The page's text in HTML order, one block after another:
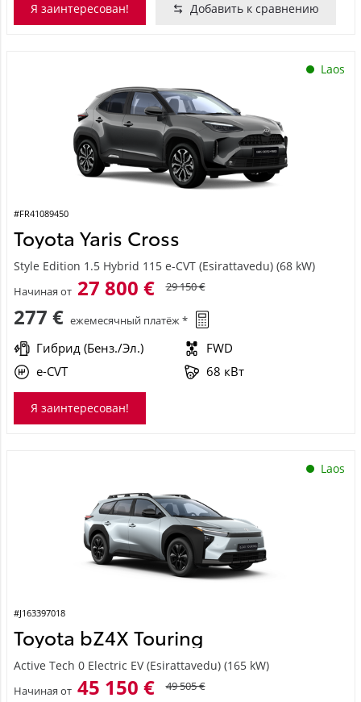
Я заинтересован! Добавить к сравнению
Laos
#FR41089450
Toyota Yaris Cross
Style Edition 1.5 Hybrid 115 e-CVT (Esirattavedu) (68 kW)
Начиная от 27 800 € 29 150 €
277 € ежемесячный платёж *
Гибрид (Бенз./Эл.)
FWD
e-CVT
68 кВт
Я заинтересован!
Laos
#J163397018
Toyota bZ4X Touring
Active Tech 0 Electric EV (Esirattavedu) (165 kW)
Начиная от 45 150 € 49 505 €